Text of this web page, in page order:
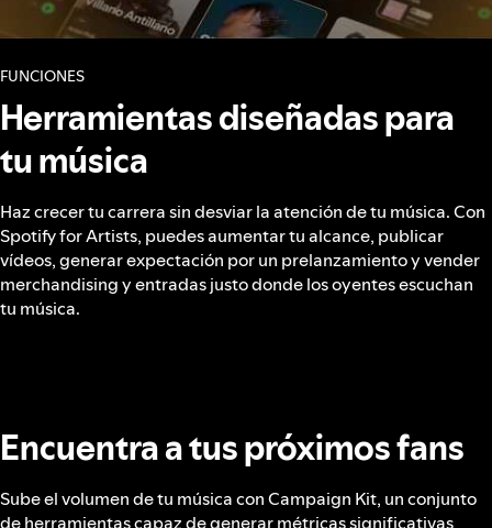
FUNCIONES
Herramientas diseñadas para
tu música
Haz crecer tu carrera sin desviar la atención de tu música. Con
Spotify for Artists, puedes aumentar tu alcance, publicar
vídeos, generar expectación por un prelanzamiento y vender
merchandising y entradas justo donde los oyentes escuchan
tu música.
Encuentra a tus próximos fans
Sube el volumen de tu música con Campaign Kit, un conjunto
de herramientas capaz de generar métricas significativas